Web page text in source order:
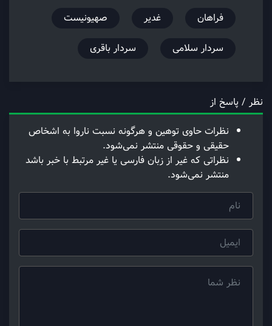
فراهان غدیر
صهیونیست
سردار سلامی
سردار باقری
نظر / پاسخ از
نظرات حاوی توهین و هرگونه نسبت ناروا به اشخاص
حقیقی و حقوقی منتشر نمی‌شود.
نظراتی که غیر از زبان فارسی یا غیر مرتبط با خبر باشد
منتشر نمی‌شود.